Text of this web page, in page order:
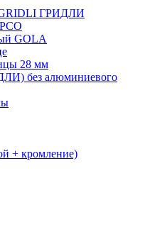
GRIDLI ГРИДЛИ
GOLA
28 мм
без алюминиевого
+ кромление)